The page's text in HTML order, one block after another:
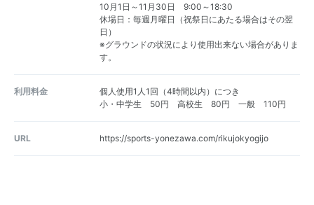
10月1日～11月30日 9:00～18:30
休場日：毎週月曜日（祝祭日にあたる場合はその翌
日）
※グラウンドの状況により使用出来ない場合がありま
す。
利用料金
個人使用1人1回（4時間以内）につき
小・中学生 50円 高校生 80円 一般 110円
URL https://sports-yonezawa.com/rikujokyogijo